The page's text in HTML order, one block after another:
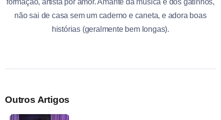
não sai de casa sem um caderno e caneta, e adora boas
histórias (geralmente bem longas).
Outros Artigos